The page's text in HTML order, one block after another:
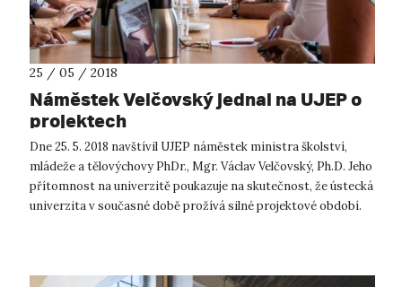
25 / 05 / 2018
Náměstek Velčovský jednal na UJEP o
projektech
Dne 25. 5. 2018 navštívil UJEP náměstek ministra školství,
mládeže a tělovýchovy PhDr., Mgr. Václav Velčovský, Ph.D. Jeho
přítomnost na univerzitě poukazuje na skutečnost, že ústecká
univerzita v současné době prožívá silné projektové období.